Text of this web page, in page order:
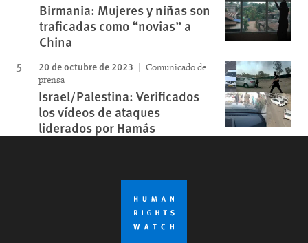
Birmania: Mujeres y niñas son
traficadas como “novias” a
China
20 de octubre de 2023
Comunicado de
prensa
Israel/Palestina: Verificados
los vídeos de ataques
liderados por Hamás